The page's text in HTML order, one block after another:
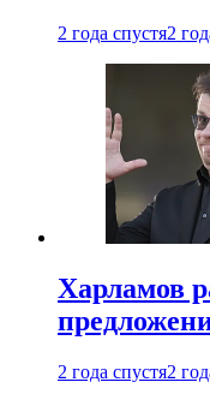
2 года спустя2
Харламов
2 года спустя2